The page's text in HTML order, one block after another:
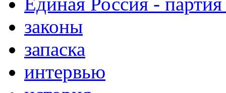
законы
запаска
интервью